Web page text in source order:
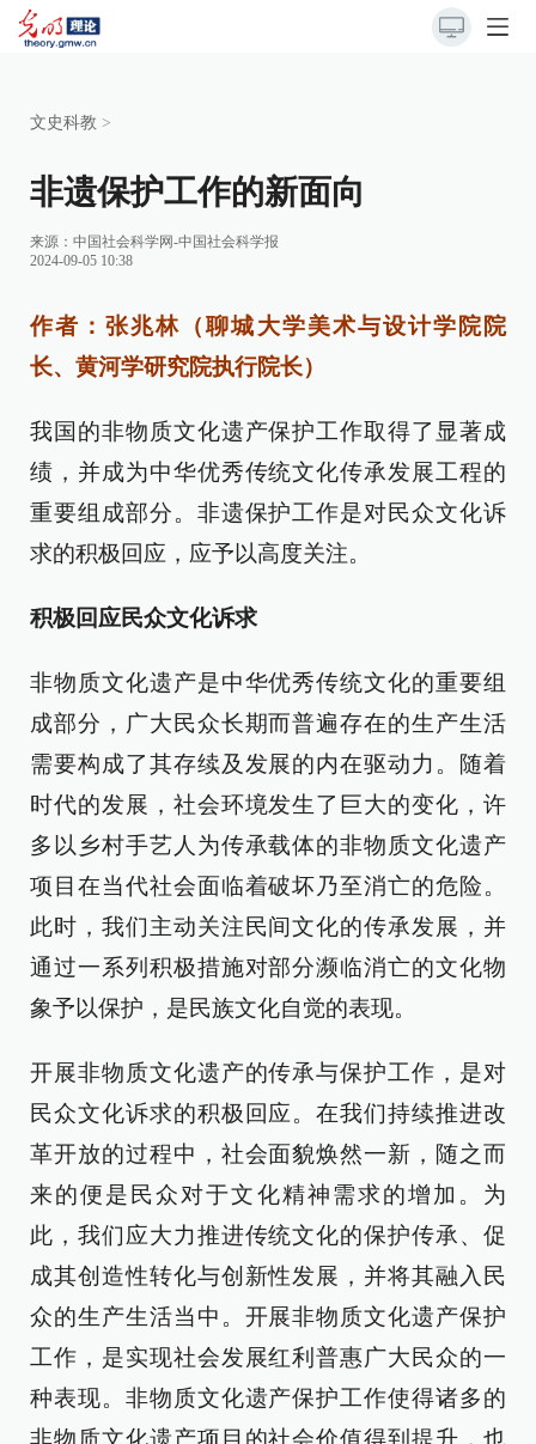
文史科教 >
非遗保护工作的新面向
来源： 中国社会科学网-中国社会科学报
2024-09-05 10:38
作者：张兆林（聊城大学美术与设计学院院
长、黄河学研究院执行院长）
我国的非物质文化遗产保护工作取得了显著成
绩，并成为中华优秀传统文化传承发展工程的
重要组成部分。非遗保护工作是对民众文化诉
求的积极回应，应予以高度关注。
积极回应民众文化诉求
非物质文化遗产是中华优秀传统文化的重要组
成部分，广大民众长期而普遍存在的生产生活
需要构成了其存续及发展的内在驱动力。随着
时代的发展，社会环境发生了巨大的变化，许
多以乡村手艺人为传承载体的非物质文化遗产
项目在当代社会面临着破坏乃至消亡的危险。
此时，我们主动关注民间文化的传承发展，并
通过一系列积极措施对部分濒临消亡的文化物
象予以保护，是民族文化自觉的表现。
开展非物质文化遗产的传承与保护工作，是对
民众文化诉求的积极回应。在我们持续推进改
革开放的过程中，社会面貌焕然一新，随之而
来的便是民众对于文化精神需求的增加。为
此，我们应大力推进传统文化的保护传承、促
成其创造性转化与创新性发展，并将其融入民
众的生产生活当中。开展非物质文化遗产保护
工作，是实现社会发展红利普惠广大民众的一
种表现。非物质文化遗产保护工作使得诸多的
非物质文化遗产项目的社会价值得到提升，也